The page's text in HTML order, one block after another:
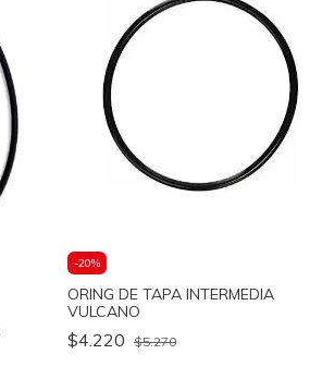
-20%
ORING DE TAPA INTERMEDIA
VULCANO
$4.220 $5.270